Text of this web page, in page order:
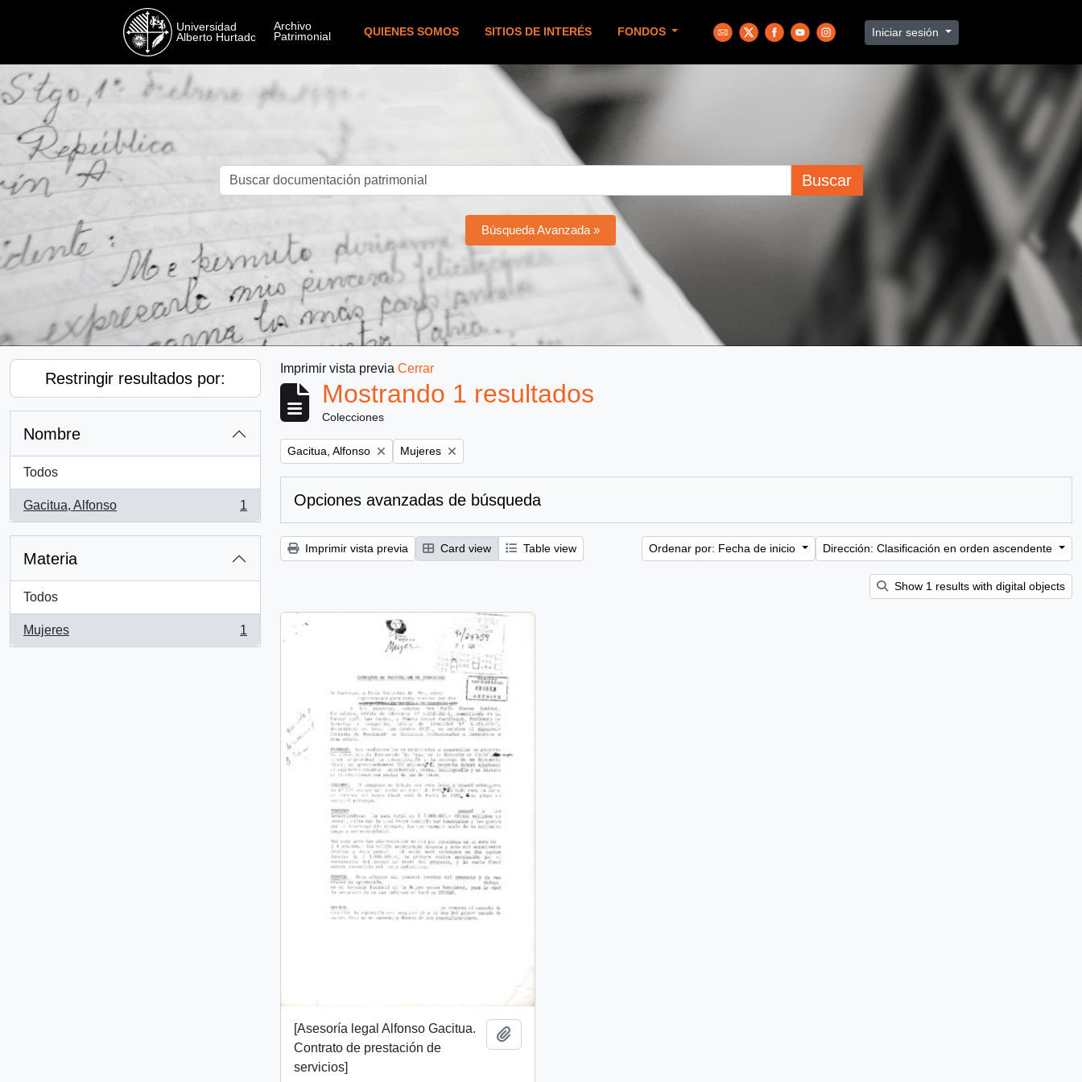
QUIENES SOMOS SITIOS DE INTERÉS FONDOS Iniciar sesión
Buscar
Búsqueda Avanzada »
Restringir resultados por:
Nombre
Todos
Gacitua, Alfonso
, 1 resultados
1
Materia
Todos
Mujeres
, 1 resultados
1
Imprimir vista previa Cerrar
Mostrando 1 resultados
Colecciones
Remove filter:
Gacitua, Alfonso Remove filter:
Mujeres
Opciones avanzadas de búsqueda
Imprimir vista previa Card view Table view Ordenar por: Fecha de inicio Dirección: Clasificación en orden ascendente
Show 1 results with digital objects
[Asesoría legal Alfonso Gacitua.
Contrato de prestación de
servicios]